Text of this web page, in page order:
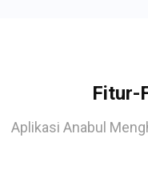
Fitur-
Aplikasi Anabul